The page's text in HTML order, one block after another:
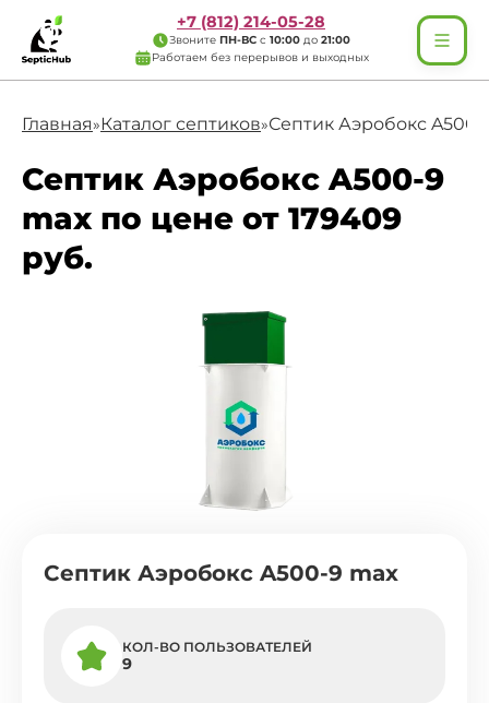
+7 (812) 214-05-28
Звоните ПН-ВС с 10:00 до 21:00
Работаем без перерывов и выходных
Главная»Каталог септиков»Септик Аэробокс A500-
Септик Аэробокс A500-9
max по цене от 179409
руб.
Септик Аэробокс A500-9 max
КОЛ-ВО ПОЛЬЗОВАТЕЛЕЙ
9